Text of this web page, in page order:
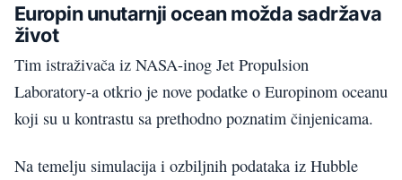
Europin unutarnji ocean možda sadržava
život
Tim istraživača iz NASA-inog Jet Propulsion
Laboratory-a otkrio je nove podatke o Europinom oceanu
koji su u kontrastu sa prethodno poznatim činjenicama.
Na temelju simulacija i ozbiljnih podataka iz Hubble